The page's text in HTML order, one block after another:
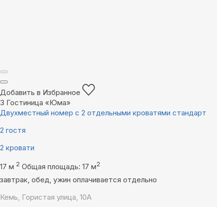
Добавить в Избранное
3 Гостиница «Юма»
Двухместный номер с 2 отдельными кроватями стандарт
2 гостя
2 кровати
17 м 2 Общая площадь: 17 м2
завтрак, обед, ужин оплачивается отдельно
Кемь, Гористая улица, 10А